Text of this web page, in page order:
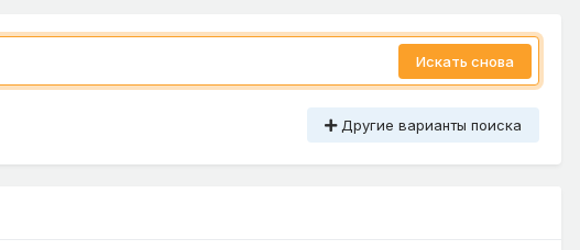
Искать снова
Другие варианты поиска